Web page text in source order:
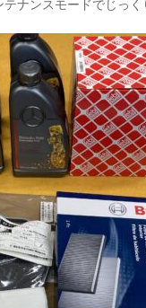
ナンスモードでじっく